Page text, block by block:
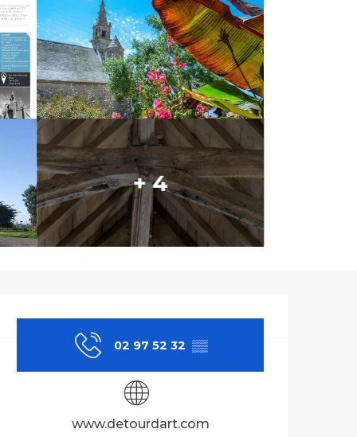
+ 4
et
02 97 52 32 ▒▒
www.detourdart.com